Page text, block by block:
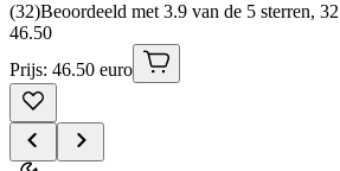
(32)Beoordeeld met 3.9 van de 5 sterren,
46.50
Prijs: 46.50 euro